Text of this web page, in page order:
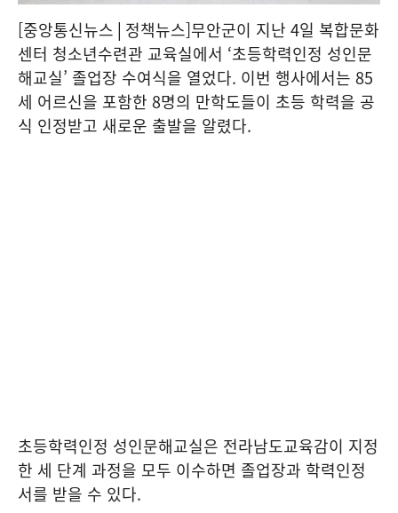
[중앙통신뉴스│정책뉴스]무안군이 지난 4일 복합문화
센터 청소년수련관 교육실에서 ‘초등학력인정 성인문
해교실’ 졸업장 수여식을 열었다. 이번 행사에서는 85
세 어르신을 포함한 8명의 만학도들이 초등 학력을 공
식 인정받고 새로운 출발을 알렸다.
초등학력인정 성인문해교실은 전라남도교육감이 지정
한 세 단계 과정을 모두 이수하면 졸업장과 학력인정
서를 받을 수 있다.